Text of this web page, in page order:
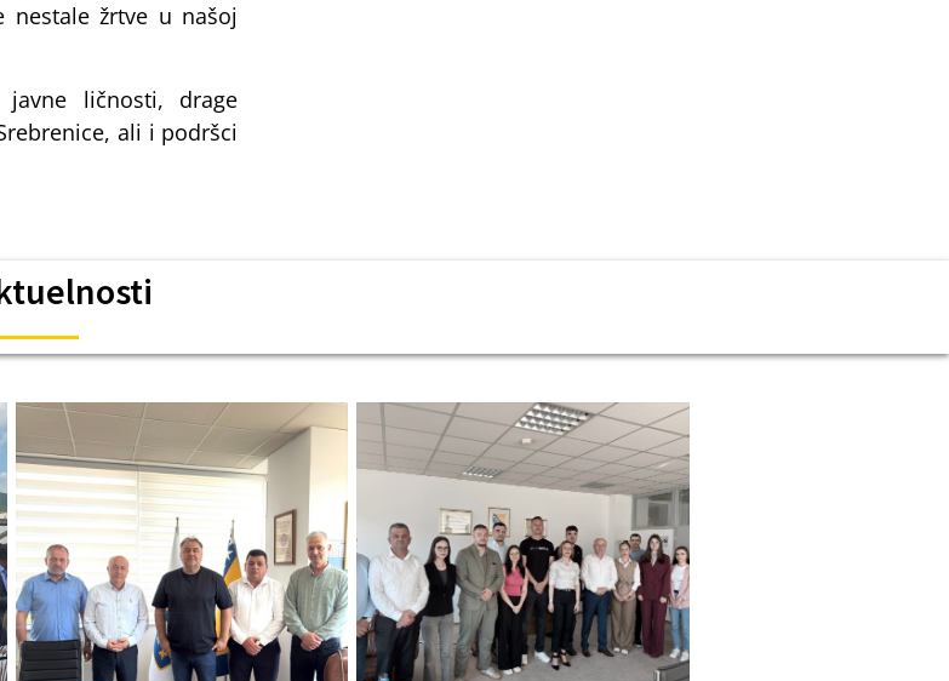
nestale žrtve u našoj
ličnosti, drage
ali i podršci